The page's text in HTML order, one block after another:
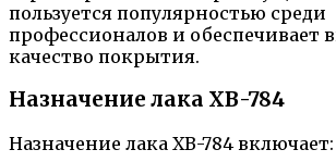
пользуется популярностью среди
профессионалов и обеспечивает
качество покрытия.
Назначение лака ХВ-784
Назначение лака ХВ-784 включает: